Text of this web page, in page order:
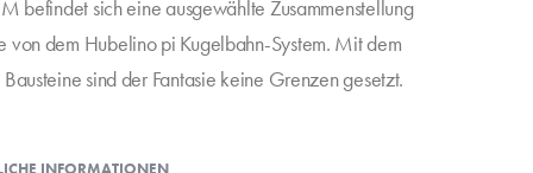
befindet sich eine ausgewählte Zusammenstellung
von dem Hubelino pi Kugelbahn-System. Mit dem
sind der Fantasie keine Grenzen gesetzt.